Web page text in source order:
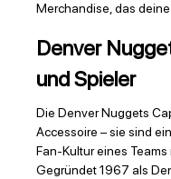
Merchandise, das
Denver
und Spieler
Die Denver Nuggets
Accessoire – sie sind
Fan-Kultur eines
Gegründet 1967 als